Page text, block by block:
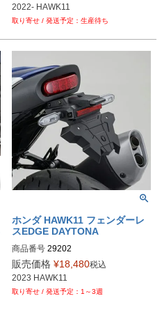
2022- HAWK11
生産待ち
ホンダ HAWK11 フェンダーレ
スEDGE DAYTONA
商品番号 29202
9PL：P110-6072
販売価格 ¥18,480税込
2023 HAWK11
1～3週